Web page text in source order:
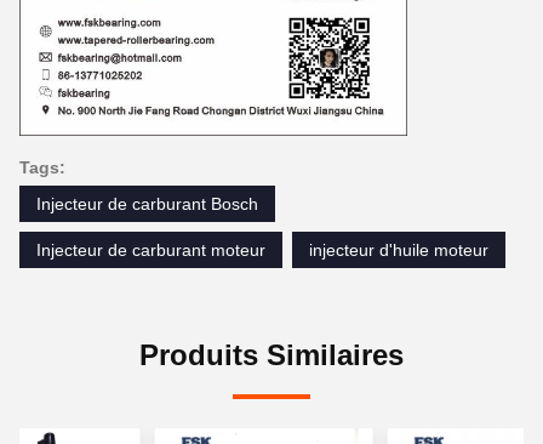
Tags:
Injecteur de carburant Bosch
Injecteur de carburant moteur injecteur d'huile moteur
Produits Similaires